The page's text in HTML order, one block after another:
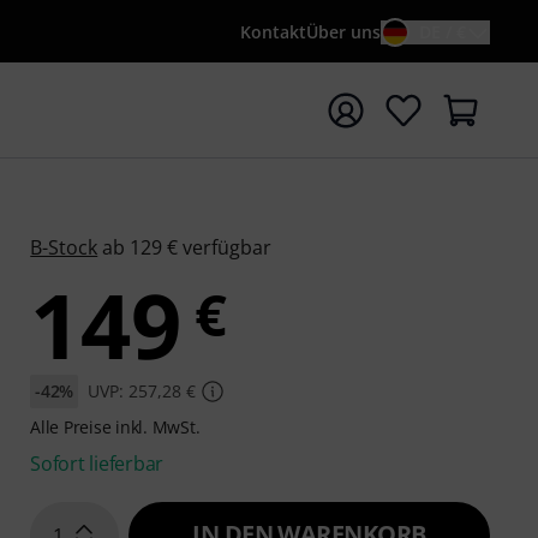
KontaktÜber uns
mit Suchwort {searchTerm} starten
B-Stock ab 129 € verfügbar
149 €
-42%
UVP: 257,28 €
Alle Preise inkl. MwSt.
Sofort lieferbar